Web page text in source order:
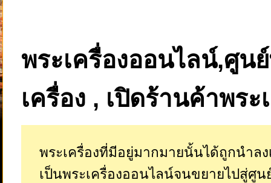
พระเครื่องออนไลน์,ศูน
เครื่อง , เปิดร้านค้าพร
พระเครื่องที่มีอยู่มากมายนั้นได้ถูกนำลง
เป็นพระเครื่องออนไลน์จนขยายไปสู่ศูน